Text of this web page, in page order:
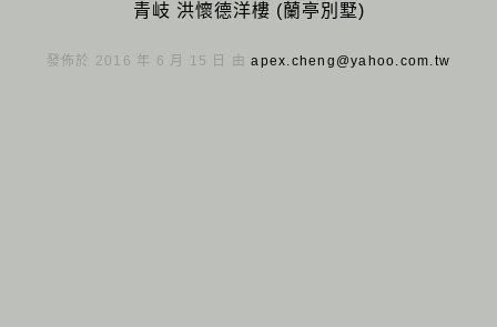
青岐 洪懷德洋樓 (蘭亭別墅)
發佈於 2016 年 6 月 15 日 由apex.cheng@yahoo.com.tw